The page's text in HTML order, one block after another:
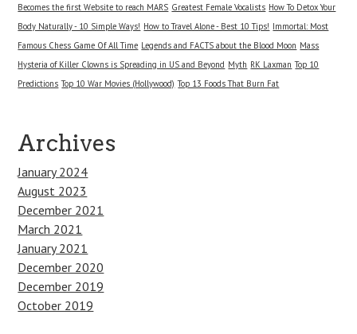
Becomes the first Website to reach MARS Greatest Female Vocalists How To Detox Your
Body Naturally - 10 Simple Ways! How to Travel Alone - Best 10 Tips! Immortal: Most
Famous Chess Game Of All Time Legends and FACTS about the Blood Moon Mass
Hysteria of Killer Clowns is Spreading in US and Beyond Myth RK Laxman Top 10
Predictions Top 10 War Movies (Hollywood) Top 13 Foods That Burn Fat
Archives
January 2024
August 2023
December 2021
March 2021
January 2021
December 2020
December 2019
October 2019